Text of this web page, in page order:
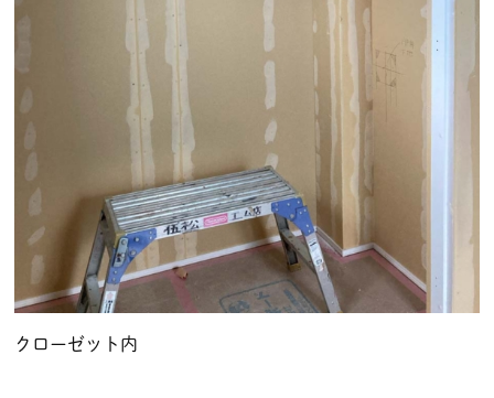
クローゼット内